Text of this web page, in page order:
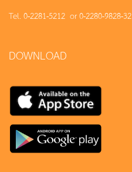
Tel. 0-2281-5212 or 0-2280-9828-32
DOWNLOAD